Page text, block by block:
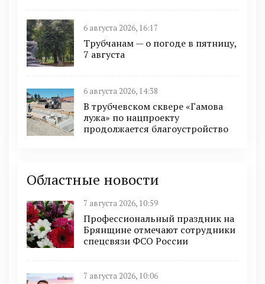
6 августа 2026, 16:17
Трубчанам — о погоде в пятницу,
7 августа
6 августа 2026, 14:38
В трубчевском сквере «Гамова
лужа» по нацпроекту
продолжается благоустройство
Областные новости
7 августа 2026, 10:59
Профессиональный праздник на
Брянщине отмечают сотрудники
спецсвязи ФСО России
7 августа 2026, 10:06